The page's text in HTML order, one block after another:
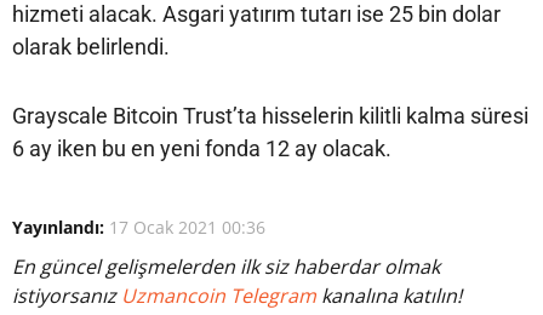
hizmeti alacak. Asgari yatırım tutarı ise 25 bin dolar
olarak belirlendi.
Grayscale Bitcoin Trust’ta hisselerin kilitli kalma süresi
6 ay iken bu en yeni fonda 12 ay olacak.
Yayınlandı: 17 Ocak 2021 00:36
En güncel gelişmelerden ilk siz haberdar olmak
istiyorsanız Uzmancoin Telegram kanalına katılın!